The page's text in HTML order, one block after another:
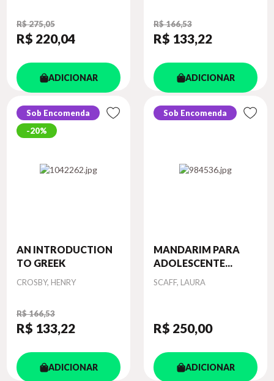
R$ 275,05
R$ 220,04
ADICIONAR
R$ 166,53
R$ 133,22
ADICIONAR
Sob Encomenda
20%
AN INTRODUCTION
TO GREEK
Autor
CROSBY, HENRY
R$ 166,53
R$ 133,22
ADICIONAR
Sob Encomenda
MANDARIM PARA
ADOLESCENTE...
Autor
SCAFF, LAURA
R$ 250,00
ADICIONAR